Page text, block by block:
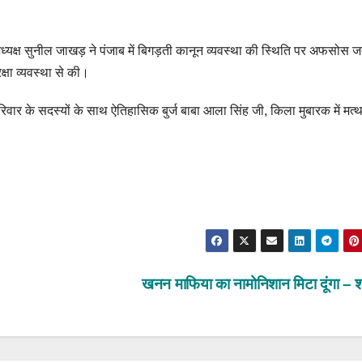
सुनील जाखड़ ने पंजाब में बिगड़ती कानून व्यवस्था की स्थिति पर अफसोस
व्यवस्था से की।
के सदस्यों के साथ ऐतिहासिक बुर्ज बाबा आला सिंह जी, किला मुबारक में
खनन माफिया का नामोनिशान मिटा दूंगा –